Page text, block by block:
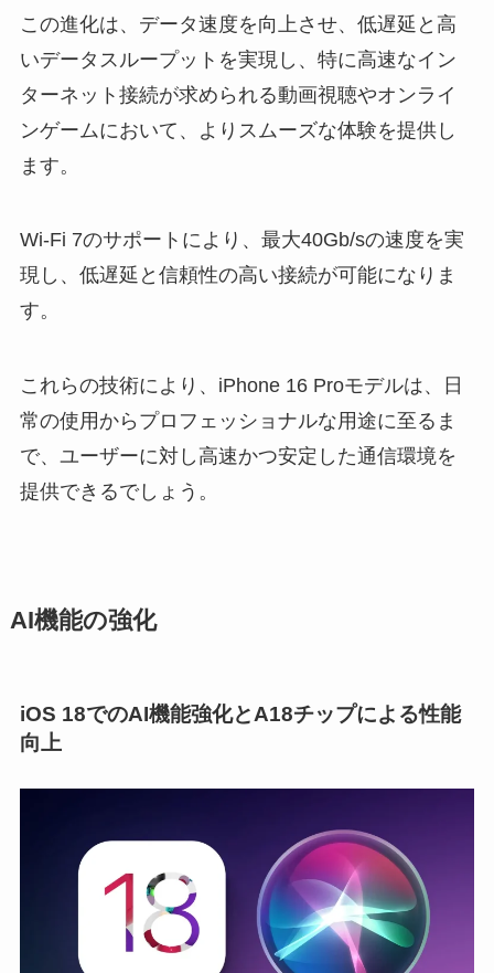
この進化は、データ速度を向上させ、 低遅延と高
いデータスループットを実現 し、特に高速なイン
ターネット接続が求められる動画視聴やオンライ
ンゲームにおいて、よりスムーズな体験を提供し
ます。
Wi-Fi 7のサポートにより、最大40Gb/sの速度を実
現し、低遅延と信頼性の高い接続が可能になりま
す。
これらの技術により、iPhone 16 Proモデルは、日
常の使用からプロフェッショナルな用途に至るま
で、ユーザーに対し高速かつ安定した通信環境を
提供できるでしょう。
AI機能の強化
iOS 18でのAI機能強化とA18チップによる性能
向上